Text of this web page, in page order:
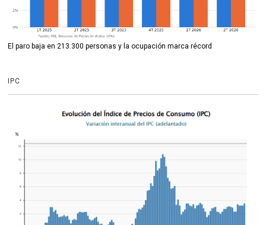
El paro baja en 213.300 personas y la ocupación marca récord
IPC